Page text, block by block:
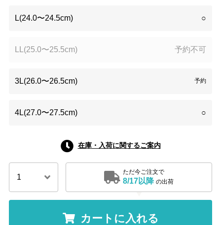
L(24.0〜24.5cm) ○
LL(25.0〜25.5cm) 予約不可
3L(26.0〜26.5cm) 予約
4L(27.0〜27.5cm) ○
在庫・入荷に関するご案内
ただ今ご注文で
8/17以降 の出荷
カートに入れる